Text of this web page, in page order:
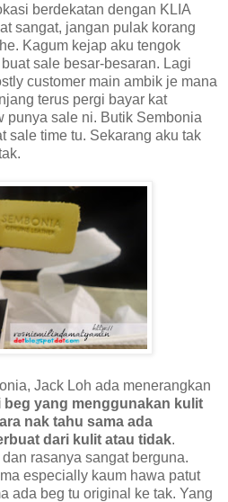
berdekatan dengan KLIA
sangat, jangan pulak korang
Kagum kejap aku tengok
sale besar-besaran. Lagi
customer main ambik je mana
terus pergi bayar kat
punya sale ni. Butik Sembonia
sale time tu. Sekarang aku tak
Jack Loh ada menerangkan
beg yang menggunakan kulit
nak tahu sama ada
dari kulit atau tidak.
rasanya sangat berguna.
especially kaum hawa patut
ada beg tu original ke tak. Yang